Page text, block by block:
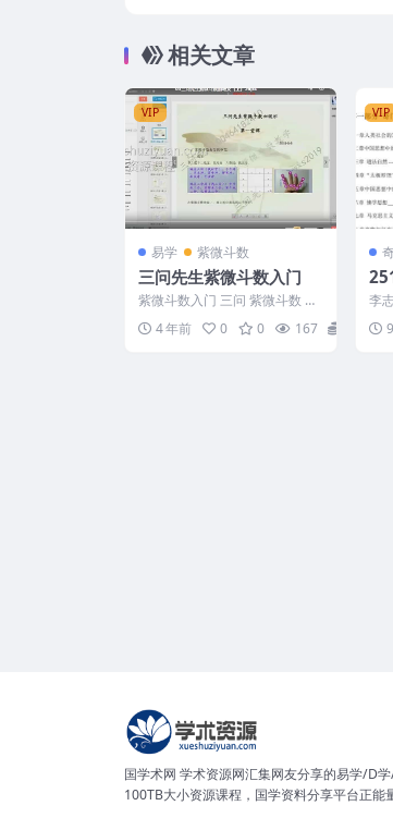
相关文章
VIP
易学 紫微斗数
三问先生紫微斗数入门
紫微斗数入门 三问 紫微斗数 编
4 年前 0 0 167
VIP
慧
李
国学术网 学术资源网汇集网友分享的易学/D
100TB大小资源课程，国学资料分享平台正能